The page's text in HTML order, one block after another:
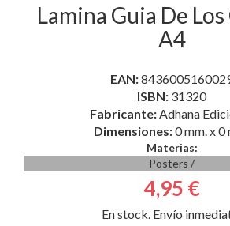
Lamina Guia De
A4
EAN:
ISBN: 31320
Fabricante: Adhana
Dimensiones:0 mm. x 0
Materias:
Posters /
4,95 €
En stock. Envío